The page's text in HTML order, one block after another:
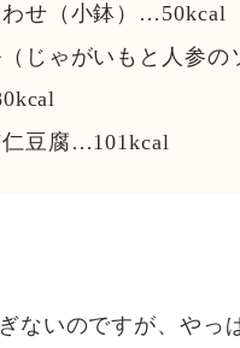
せ（小鉢）…50kcal
じゃがいもと人参
豆腐…101kcal
ないのですが、や